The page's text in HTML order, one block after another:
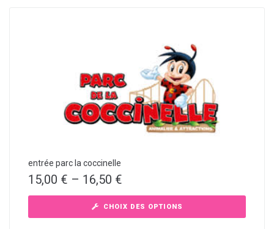
entrée parc la coccinelle
15,00 € – 16,50 €
CHOIX DES OPTIONS